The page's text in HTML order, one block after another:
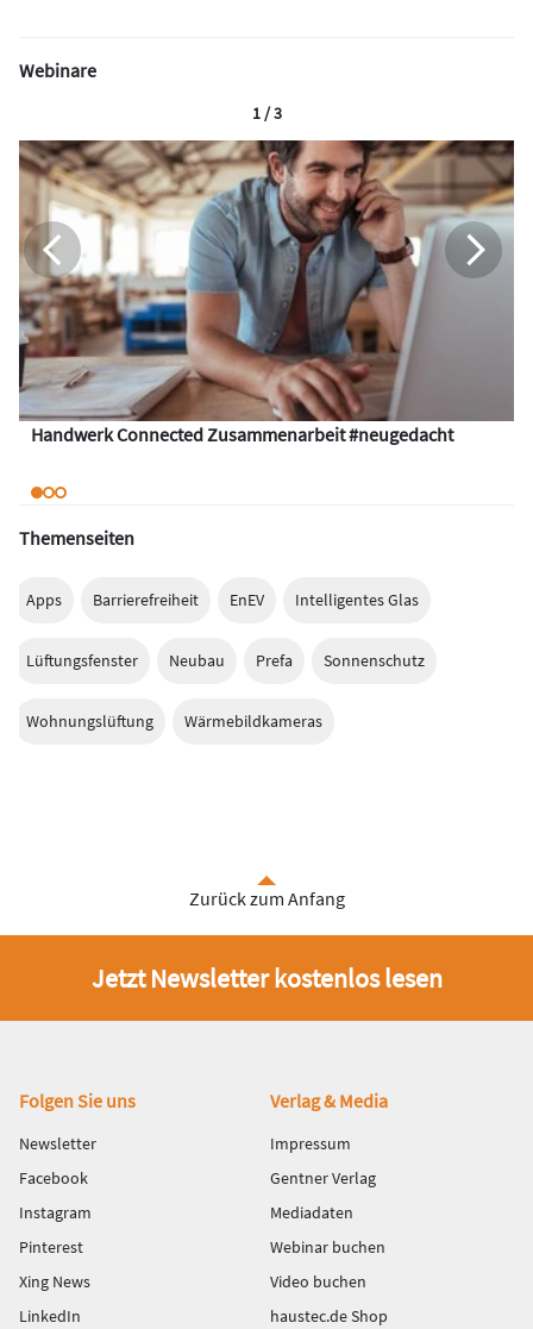
Webinare
Handwerk Connected Zusammenarbeit #neugedacht
1 / 3
Themenseiten
Apps Barrierefreiheit EnEV Intelligentes Glas
Lüftungsfenster Neubau Prefa Sonnenschutz
Wohnungslüftung Wärmebildkameras
Zurück zum Anfang
Jetzt Newsletter kostenlos lesen
Fußbereich
Folgen Sie uns
Newsletter
Facebook
Instagram
Pinterest
Xing News
LinkedIn
Verlag & Media
Impressum
Gentner Verlag
Mediadaten
Webinar buchen
Video buchen
haustec.de Shop